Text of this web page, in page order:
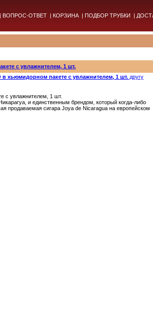
| ВОПРОС-ОТВЕТ | КОРЗИНА | ПОДБОР ТРУБКИ |
с увлажнителем, 1 шт.
в хьюмидорном пакете с увлажнителем, 1 шт. другу
с увлажнителем, 1 шт.
и единственным брендом, который когда-либо
продаваемая сигара Joya de Nicaragua на европейском